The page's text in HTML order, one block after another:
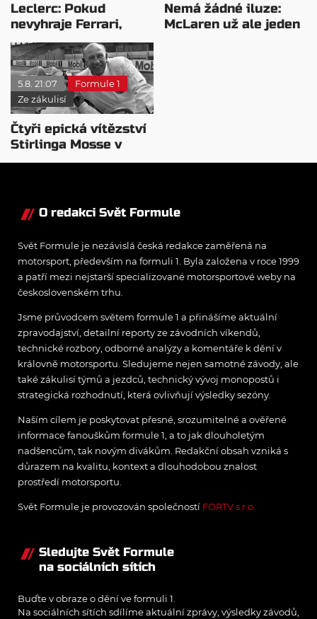
Leclerc: Pokud
nevyhraje Ferrari,
přeji titul
Antonellimu
Nemá žádné iluze:
McLaren už ale jeden
5.8. 21:07
Formule 1
Ze zákulisí
Čtyři epická vítězství
Stirlinga Mosse v
motorsportu
O redakci Svět Formule
Svět Formule je nezávislá česká redakce zaměřená na
motorsport, především na formuli 1. Byla založena v roce 1999
a patří mezi nejstarší specializované motorsportové weby na
československém trhu.
Jsme průvodcem světem formule 1 a přinášíme aktuální
zpravodajství, detailní reporty ze závodních víkendů,
technické rozbory, odborné analýzy a komentáře k dění v
královně motorsportu. Sledujeme nejen samotné závody, ale
také zákulisí týmů a jezdců, technický vývoj monopostů i
strategická rozhodnutí, která ovlivňují výsledky sezóny.
Naším cílem je poskytovat přesné, srozumitelné a ověřené
informace fanouškům formule 1, a to jak dlouholetým
nadšencům, tak novým divákům. Redakční obsah vzniká s
důrazem na kvalitu, kontext a dlouhodobou znalost
prostředí motorsportu.
Svět Formule je provozován společností FORTV s.r.o.
Sledujte Svět Formule
na sociálních sítích
Buďte v obraze o dění ve formuli 1.
Na sociálních sítích sdílíme aktuální zprávy, výsledky závodů,